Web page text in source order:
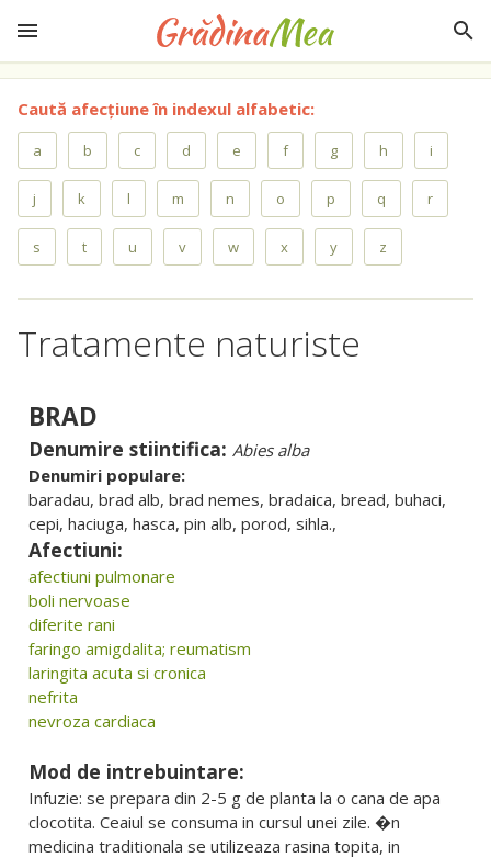
Caută afecțiune în indexul alfabetic:
a b c d e f g h i
j k l m n o p q r
s t u v w x y z
Tratamente naturiste
BRAD
Denumire stiintifica: Abies alba
Denumiri populare:
baradau, brad alb, brad nemes, bradaica, bread, buhaci,
cepi, haciuga, hasca, pin alb, porod, sihla.,
Afectiuni:
afectiuni pulmonare
boli nervoase
diferite rani
faringo amigdalita; reumatism
laringita acuta si cronica
nefrita
nevroza cardiaca
Mod de intrebuintare:
Infuzie: se prepara din 2-5 g de planta la o cana de apa
clocotita. Ceaiul se consuma in cursul unei zile. �n
medicina traditionala se utilizeaza rasina topita, in